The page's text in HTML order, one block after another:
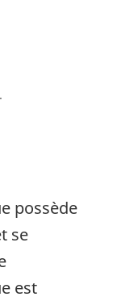
possède
se
est